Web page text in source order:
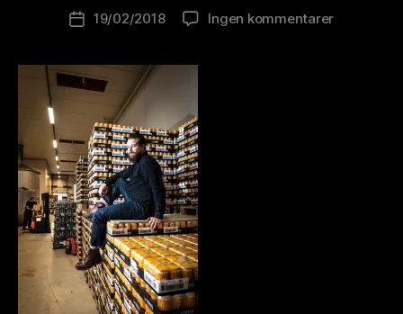
Innleggsforfatter
l
Publiseringsdato
19/02/2018 Ingen kommentarertil